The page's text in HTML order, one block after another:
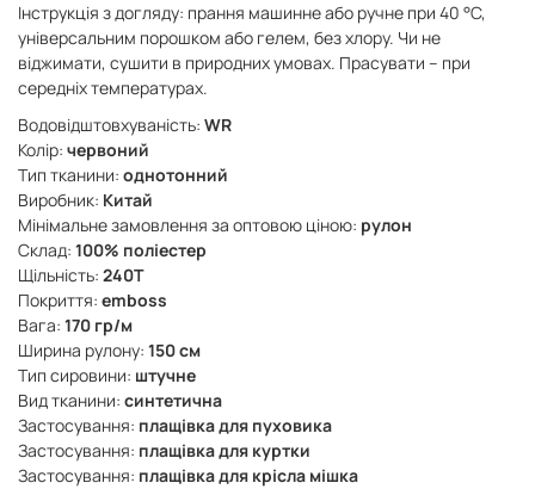
Інструкція з догляду: прання машинне або ручне при 40 °C,
універсальним порошком або гелем, без хлору. Чи не
віджимати, сушити в природних умовах. Прасувати – при
середніх температурах.
Водовідштовхуваність: WR
Колір: червоний
Тип тканини: однотонний
Виробник: Китай
Мінімальне замовлення за оптовою ціною: рулон
Склад: 100% поліестер
Щільність: 240Т
Покриття: emboss
Вага: 170 гр/м
Ширина рулону: 150 см
Тип сировини: штучне
Вид тканини: синтетична
Застосування: плащівка для пуховика
Застосування: плащівка для куртки
Застосування: плащівка для крісла мішка